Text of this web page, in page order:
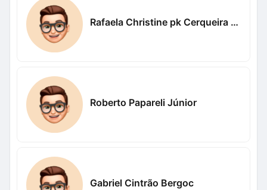
Rafaela Christine pk Cerqueira Bicalho
Roberto Papareli Júnior
Gabriel Cintrão Bergoc